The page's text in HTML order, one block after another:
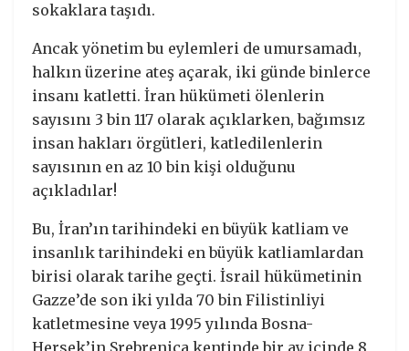
sokaklara taşıdı.
Ancak yönetim bu eylemleri de umursamadı,
halkın üzerine ateş açarak, iki günde binlerce
insanı katletti. İran hükümeti ölenlerin
sayısını 3 bin 117 olarak açıklarken, bağımsız
insan hakları örgütleri, katledilenlerin
sayısının en az 10 bin kişi olduğunu
açıkladılar!
Bu, İran’ın tarihindeki en büyük katliam ve
insanlık tarihindeki en büyük katliamlardan
birisi olarak tarihe geçti. İsrail hükümetinin
Gazze’de son iki yılda 70 bin Filistinliyi
katletmesine veya 1995 yılında Bosna-